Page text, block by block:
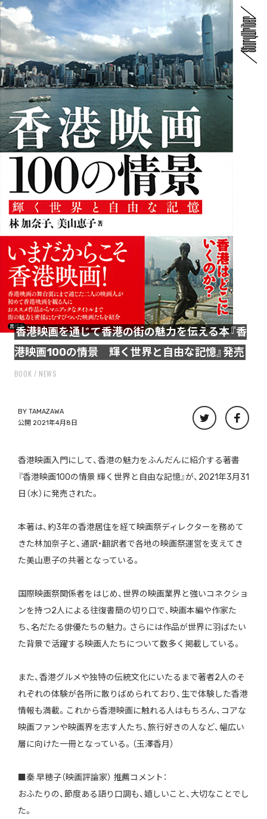
香港映画を通じて香港の街の魅力を伝える本『香
港映画100の情景 輝く世界と自由な記憶』発売
BOOK NEWS
BY TAMAZAWA
公開 2021年4月8日
香港映画入門にして、香港の魅力をふんだんに紹介する著書
『香港映画100の情景 輝く世界と自由な記憶』が、2021年3月31
日（水）に発売された。
本著は、約3年の香港居住を経て映画祭ディレクターを務めて
きた林加奈子と、通訳・翻訳者で各地の映画祭運営を支えてき
た美山恵子の共著となっている。
国際映画祭関係者をはじめ、世界の映画業界と強いコネクショ
ンを持つ2人による往復書簡の切り口で、映画本編や作家た
ち、名だたる俳優たちの魅力。さらには作品が世界に羽ばたい
た背景で活躍する映画人たちについて数多く掲載している。
また、香港グルメや独特の伝統文化にいたるまで著者2人のそ
れぞれの体験が各所に散りばめられており、生で体験した香港
情報も満載。これから香港映画に触れる人はもちろん、コアな
映画ファンや映画界を志す人たち、旅行好きの人など、幅広い
層に向けた一冊となっている。（玉澤香月）
■秦 早穂子（映画評論家） 推薦コメント：
おふたりの、節度ある語り口調も、嬉しいこと、大切なことでし
た。